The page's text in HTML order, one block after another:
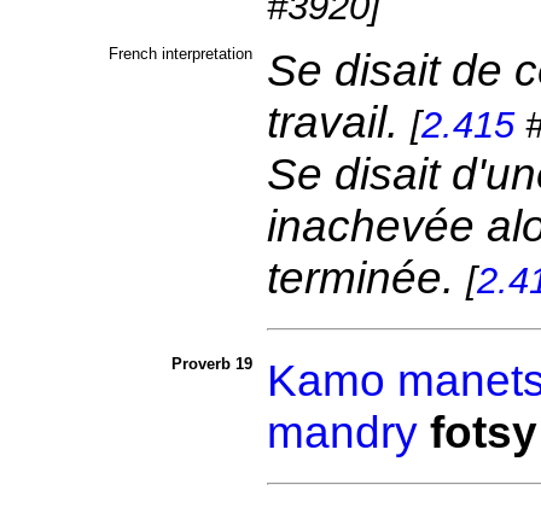
French interpretation
Se disait de
travail. [2.415
Se disait
inachevée
terminée. [
Proverb 19 Kamo
mandry fotsy